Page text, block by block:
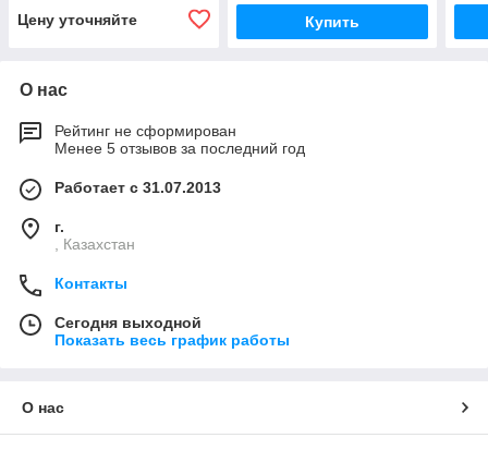
Цену уточняйте Купить
О нас
Рейтинг не сформирован
Менее 5 отзывов за последний год
Работает с 31.07.2013
г.
, Казахстан
Контакты
Сегодня выходной
Показать весь график работы
О нас